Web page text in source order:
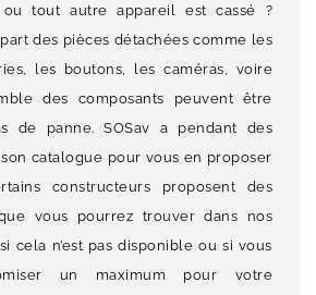
tout autre appareil est cassé ?
des pièces détachées comme les
les boutons, les caméras, voire
des composants peuvent être
de panne. SOSav a pendant des
catalogue pour vous en proposer
constructeurs proposent des
vous pourrez trouver dans nos
cela n’est pas disponible ou si vous
un maximum pour votre